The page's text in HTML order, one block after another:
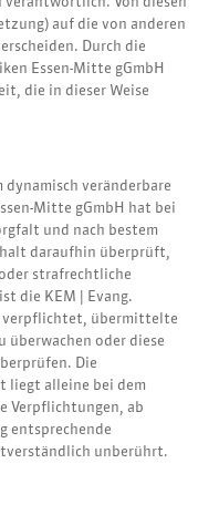
auf die von anderen
Durch die
Essen-Mitte gGmbH
die in dieser Weise
veränderbare
Mitte gGmbH hat bei
und nach bestem
daraufhin überprüft,
strafrechtliche
die KEM | Evang.
verpflichtet, übermittelte
überwachen oder diese
Die
liegt alleine bei dem
Verpflichtungen, ab
entsprechende
unberührt.